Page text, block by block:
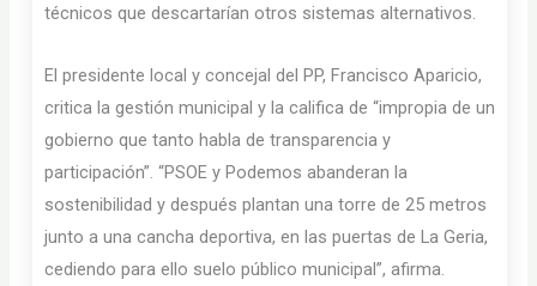
técnicos que descartarían otros sistemas alternativos.
El presidente local y concejal del PP, Francisco Aparicio,
critica la gestión municipal y la califica de “impropia de un
gobierno que tanto habla de transparencia y
participación”. “PSOE y Podemos abanderan la
sostenibilidad y después plantan una torre de 25 metros
junto a una cancha deportiva, en las puertas de La Geria,
cediendo para ello suelo público municipal”, afirma.